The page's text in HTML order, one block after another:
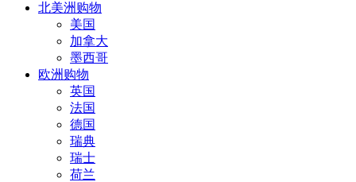
北美洲购物
美国
加拿大
墨西哥
欧洲购物
英国
法国
德国
瑞典
瑞士
荷兰